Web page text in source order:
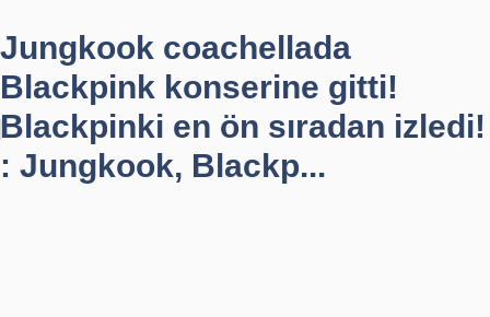
Jungkook coachellada
Blackpink konserine gitti!
Blackpinki en ön sıradan izledi!
: Jungkook, Blackp...